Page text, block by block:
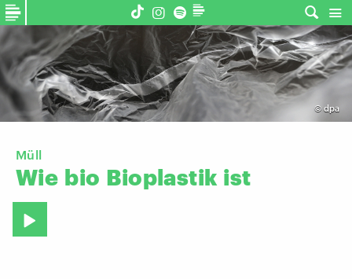
© dpa
Müll
Wie bio Bioplastik ist